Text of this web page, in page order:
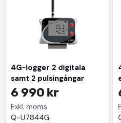
4G-logger 2 digitala
samt 2 pulsingångar
6 990 kr
Exkl. moms
Q-U7844G